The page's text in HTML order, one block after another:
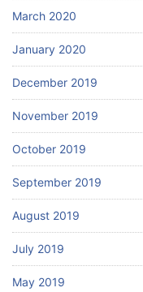
March 2020
January 2020
December 2019
November 2019
October 2019
September 2019
August 2019
July 2019
May 2019